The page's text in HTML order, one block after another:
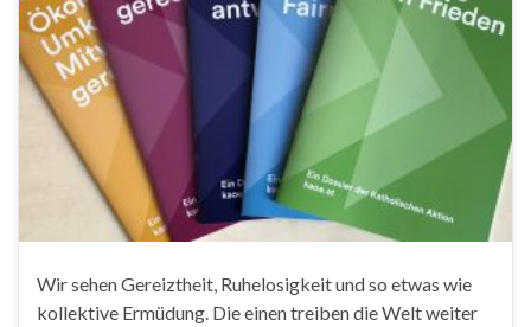
Wir sehen Gereiztheit, Ruhelosigkeit und so etwas wie
kollektive Ermüdung. Die einen treiben die Welt weiter